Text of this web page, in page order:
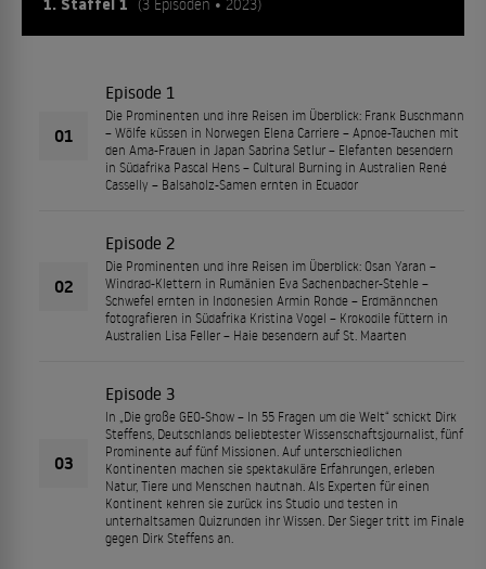
1. Staffel 1 (3 Episoden • 2023)
01
Episode 1
Die Prominenten und ihre Reisen im Überblick: Frank Buschmann
– Wölfe küssen in Norwegen Elena Carriere – Apnoe-Tauchen mit
den Ama-Frauen in Japan Sabrina Setlur – Elefanten besendern
in Südafrika Pascal Hens – Cultural Burning in Australien René
Casselly – Balsaholz-Samen ernten in Ecuador
02
Episode 2
Die Prominenten und ihre Reisen im Überblick: Osan Yaran –
Windrad-Klettern in Rumänien Eva Sachenbacher-Stehle –
Schwefel ernten in Indonesien Armin Rohde – Erdmännchen
fotografieren in Südafrika Kristina Vogel – Krokodile füttern in
Australien Lisa Feller – Haie besendern auf St. Maarten
03
Episode 3
In „Die große GEO-Show – In 55 Fragen um die Welt“ schickt Dirk
Steffens, Deutschlands beliebtester Wissenschaftsjournalist, fünf
Prominente auf fünf Missionen. Auf unterschiedlichen
Kontinenten machen sie spektakuläre Erfahrungen, erleben
Natur, Tiere und Menschen hautnah. Als Experten für einen
Kontinent kehren sie zurück ins Studio und testen in
unterhaltsamen Quizrunden ihr Wissen. Der Sieger tritt im Finale
gegen Dirk Steffens an.